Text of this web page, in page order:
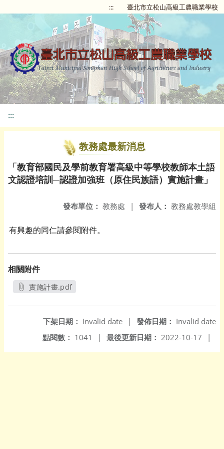
::: 臺北市立松山高級工農職業學校
:::
教務處最新消息
「教育部國民及學前教育署高級中等學校教師本土語
文認證培訓─認證加強班（原住民族語）實施計畫」
發布人： 教務處教學組
發布單位： 教務處 |
有興趣的同仁請參閱附件。
相關附件
實施計畫.pdf
發佈日期： Invalid date
下架日期： Invalid date
|
最後更新日期： 2022-10-17 |
點閱數： 1041 |